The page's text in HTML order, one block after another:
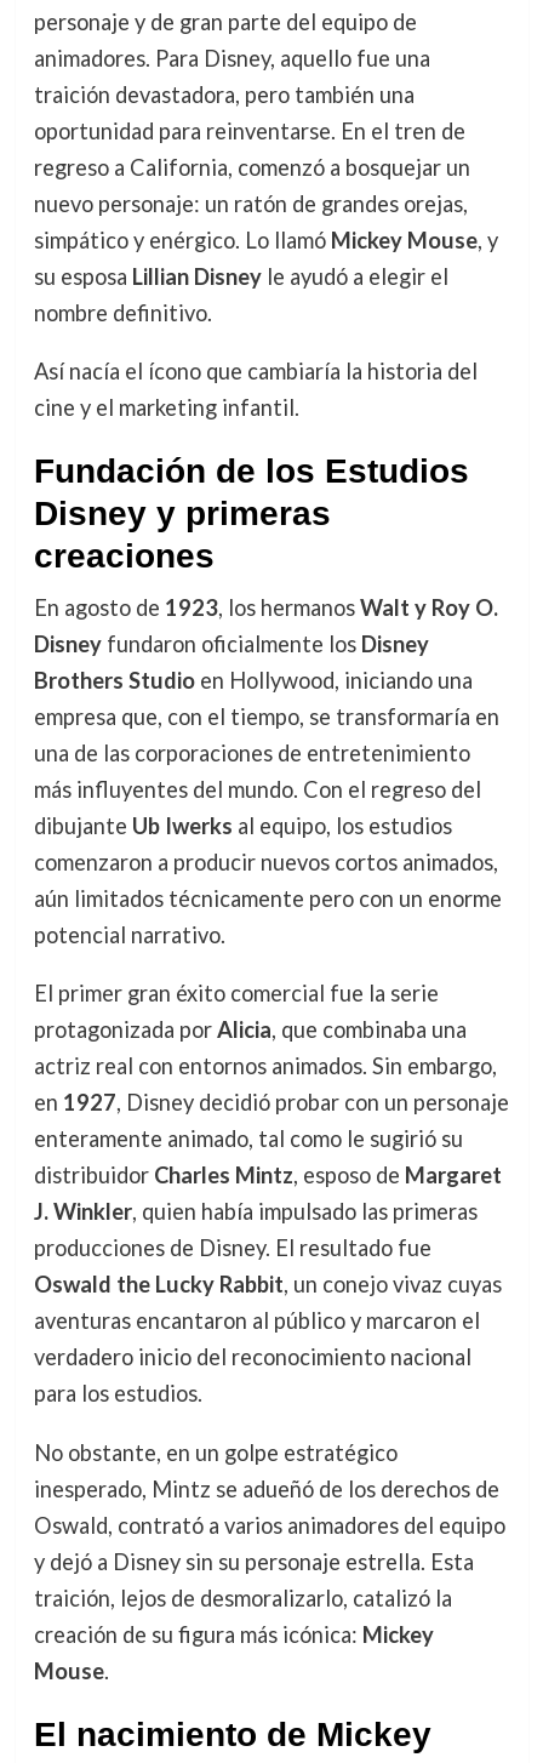
personaje y de gran parte del equipo de
animadores. Para Disney, aquello fue una
traición devastadora, pero también una
oportunidad para reinventarse. En el tren de
regreso a California, comenzó a bosquejar un
nuevo personaje: un ratón de grandes orejas,
simpático y enérgico. Lo llamó Mickey Mouse, y
su esposa Lillian Disneyle ayudó a elegir el
nombre definitivo.
Así nacía el ícono que cambiaría la historia del
cine y el marketing infantil.
Fundación de los Estudios
Disney y primeras
creaciones
En agosto de 1923, los hermanosWalt y Roy O.
Disneyfundaron oficialmente los Disney
Brothers Studioen Hollywood, iniciando una
empresa que, con el tiempo, se transformaría en
una de las corporaciones de entretenimiento
más influyentes del mundo. Con el regreso del
dibujante Ub Iwerks al equipo, los estudios
comenzaron a producir nuevos cortos animados,
aún limitados técnicamente pero con un enorme
potencial narrativo.
El primer gran éxito comercial fue la serie
protagonizada porAlicia, que combinaba una
actriz real con entornos animados. Sin embargo,
en 1927, Disney decidió probar con un personaje
enteramente animado, tal como le sugirió su
distribuidor Charles Mintz, esposo de Margaret
J. Winkler, quien había impulsado las primeras
producciones de Disney. El resultado fue
Oswald the Lucky Rabbit, un conejo vivaz cuyas
aventuras encantaron al público y marcaron el
verdadero inicio del reconocimiento nacional
para los estudios.
No obstante, en un golpe estratégico
inesperado, Mintz se adueñó de los derechos de
Oswald, contrató a varios animadores del equipo
y dejó a Disney sin su personaje estrella. Esta
traición, lejos de desmoralizarlo, catalizó la
creación de su figura más icónica: Mickey
Mouse.
El nacimiento de Mickey